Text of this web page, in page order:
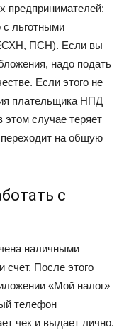
предпринимателей:
льготными
ПСН). Если вы
надо подать
Если этого не
плательщика НПД
случае теряет
на общую
с
наличными
счет. После этого
«Мой налог»
телефон
чек и выдает лично.